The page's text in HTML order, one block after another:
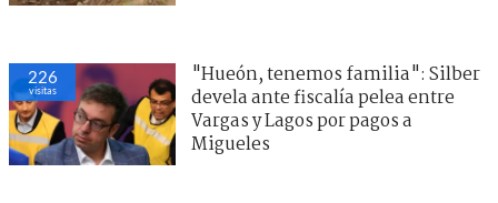
226
visitas
"Hueón, tenemos familia": Silber
devela ante fiscalía pelea entre
Vargas y Lagos por pagos a
Migueles